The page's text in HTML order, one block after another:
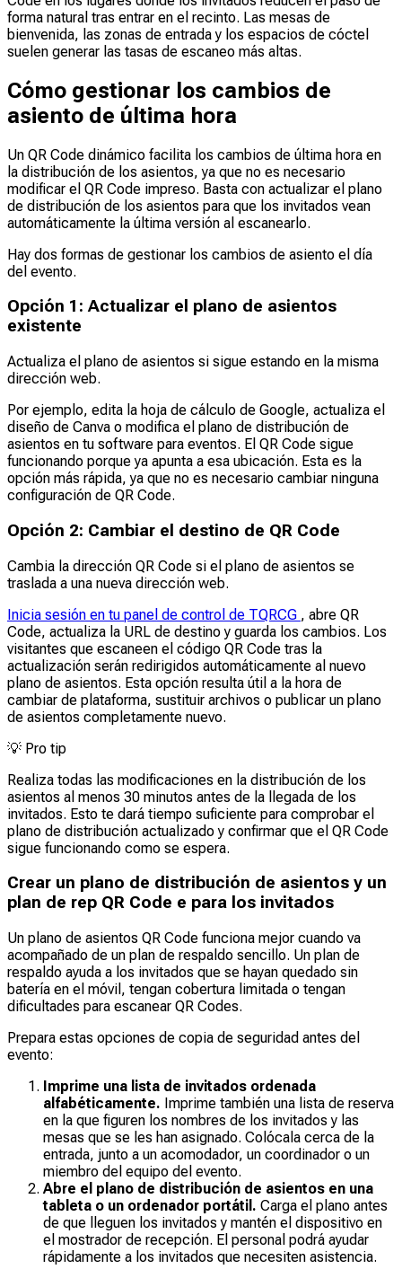
forma natural tras entrar en el recinto. Las mesas de
bienvenida, las zonas de entrada y los espacios de cóctel
suelen generar las tasas de escaneo más altas.
Cómo gestionar los cambios de
asiento de última hora
Un QR Code dinámico facilita los cambios de última hora en
la distribución de los asientos, ya que no es necesario
modificar el QR Code impreso. Basta con actualizar el plano
de distribución de los asientos para que los invitados vean
automáticamente la última versión al escanearlo.
Hay dos formas de gestionar los cambios de asiento el día
del evento.
Opción 1: Actualizar el plano de asientos
existente
Actualiza el plano de asientos si sigue estando en la misma
dirección web.
Por ejemplo, edita la hoja de cálculo de Google, actualiza el
diseño de Canva o modifica el plano de distribución de
asientos en tu software para eventos. El QR Code sigue
funcionando porque ya apunta a esa ubicación. Esta es la
opción más rápida, ya que no es necesario cambiar ninguna
configuración de QR Code.
Opción 2: Cambiar el destino de QR Code
Cambia la dirección QR Code si el plano de asientos se
traslada a una nueva dirección web.
Inicia sesión en tu panel de control de TQRCG , abre QR
Code, actualiza la URL de destino y guarda los cambios. Los
visitantes que escaneen el código QR Code tras la
actualización serán redirigidos automáticamente al nuevo
plano de asientos. Esta opción resulta útil a la hora de
cambiar de plataforma, sustituir archivos o publicar un plano
de asientos completamente nuevo.
💡 Pro tip
Realiza todas las modificaciones en la distribución de los
asientos al menos 30 minutos antes de la llegada de los
invitados. Esto te dará tiempo suficiente para comprobar el
plano de distribución actualizado y confirmar que el QR Code
sigue funcionando como se espera.
Crear un plano de distribución de asientos y un
plan de rep QR Code e para los invitados
Un plano de asientos QR Code funciona mejor cuando va
acompañado de un plan de respaldo sencillo. Un plan de
respaldo ayuda a los invitados que se hayan quedado sin
batería en el móvil, tengan cobertura limitada o tengan
dificultades para escanear QR Codes.
Prepara estas opciones de copia de seguridad antes del
evento:
Imprime una lista de invitados ordenada
alfabéticamente. Imprime también una lista de reserva
en la que figuren los nombres de los invitados y las
mesas que se les han asignado. Colócala cerca de la
entrada, junto a un acomodador, un coordinador o un
miembro del equipo del evento.
Abre el plano de distribución de asientos en una
tableta o un ordenador portátil. Carga el plano antes
de que lleguen los invitados y mantén el dispositivo en
el mostrador de recepción. El personal podrá ayudar
rápidamente a los invitados que necesiten asistencia.